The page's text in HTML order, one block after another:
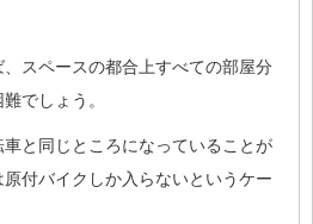
スペースの都合上すべての部屋分
でしょう。
と同じところになっていることが
付バイクしか入らないというケー